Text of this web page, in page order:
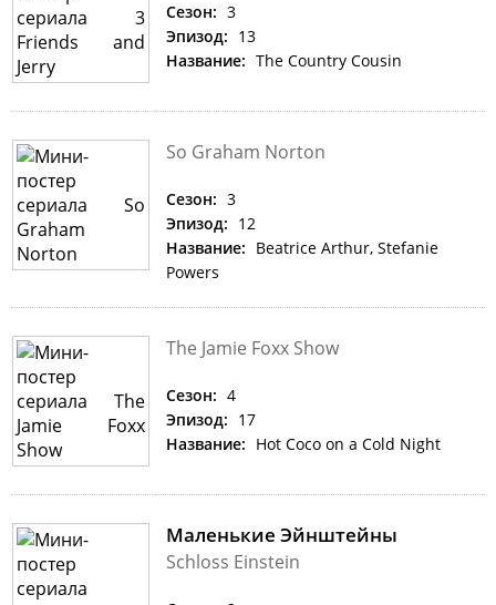
Сезон: 3
Эпизод: 13
Название: The Country Cousin
So Graham Norton
Сезон: 3
Эпизод: 12
Название: Beatrice Arthur, Stefanie
Powers
The Jamie Foxx Show
Сезон: 4
Эпизод: 17
Название: Hot Coco on a Cold Night
Маленькие Эйнштейны
Schloss Einstein